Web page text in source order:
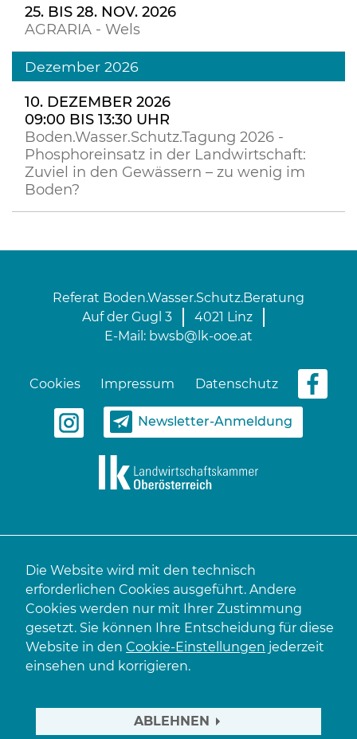
25. BIS 28. NOV. 2026
AGRARIA - Wels
Dezember 2026
10. DEZEMBER 2026
09:00 BIS 13:30 UHR
Boden.Wasser.Schutz.Tagung 2026 -
Phosphoreinsatz in der Landwirtschaft:
Zuviel in den Gewässern – zu wenig im
Boden?
Referat Boden.Wasser.Schutz.Beratung
Auf der Gugl 3
4021 Linz
E-Mail: bwsb@lk-ooe.at
Cookies Impressum Datenschutz
Newsletter-Anmeldung
Die Website wird mit den technisch
erforderlichen Cookies ausgeführt. Andere
Cookies werden nur mit Ihrer Zustimmung
gesetzt. Sie können Ihre Entscheidung für diese
Website in den Cookie-Einstellungen jederzeit
einsehen und korrigieren.
ABLEHNEN